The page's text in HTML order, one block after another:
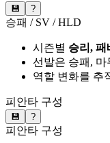
💾 ?
승패 / SV / HLD
시즌별 승리, 패
선발은 승패,
역할 변화를 추
피안타 구성
💾 ?
피안타 구성